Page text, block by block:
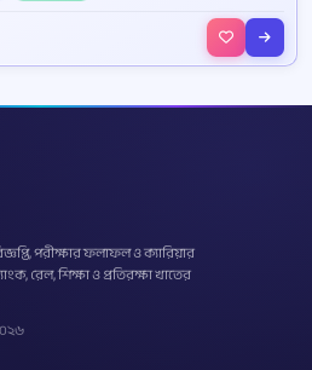
পরীক্ষার ফলাফল ও ক্যারিয়ার
রেল, শিক্ষা ও প্রতিরক্ষা খাতের